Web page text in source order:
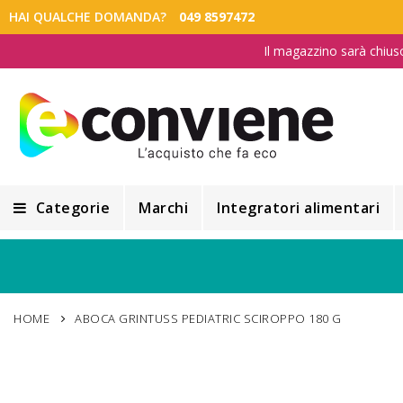
HAI QUALCHE DOMANDA? 049 8597472
Il magazzino sarà
Categorie
Alimentazione e Dietetica
Marchi Integratori alimentari
HOME ABOCA GRINTUSS PEDIATRIC SCIROPPO 180 G